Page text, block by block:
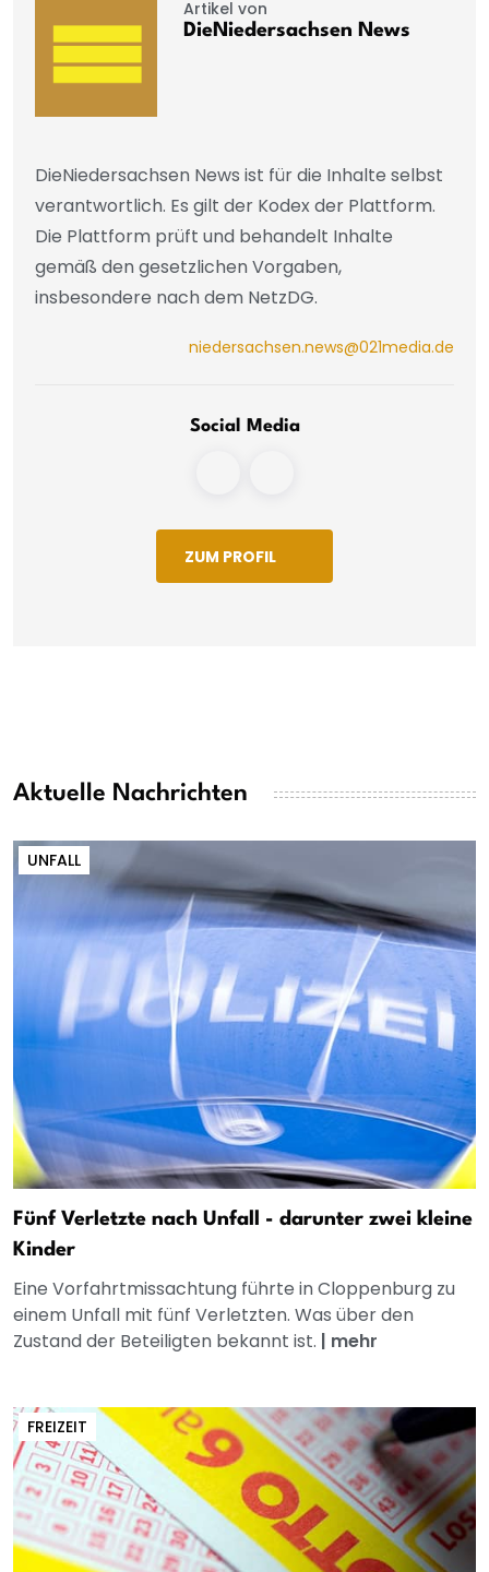
Artikel von
DieNiedersachsen News
DieNiedersachsen News ist für die Inhalte selbst
verantwortlich. Es gilt der Kodex der Plattform.
Die Plattform prüft und behandelt Inhalte
gemäß den gesetzlichen Vorgaben,
insbesondere nach dem NetzDG.
niedersachsen.news@021media.de
Social Media
ZUM PROFIL
Aktuelle Nachrichten
UNFALL
Fünf Verletzte nach Unfall - darunter zwei kleine
Kinder
Eine Vorfahrtmissachtung führte in Cloppenburg zu
einem Unfall mit fünf Verletzten. Was über den
Zustand der Beteiligten bekannt ist. | mehr
FREIZEIT